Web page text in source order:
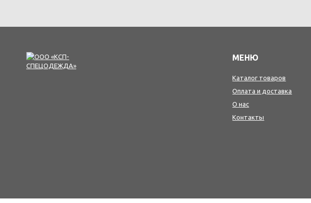
МЕНЮ
Каталог товаров
Оплата и доставка
О нас
Контакты